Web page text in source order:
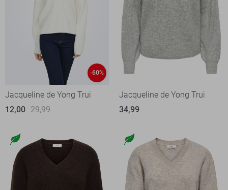
-60%
Jacqueline de Yong Trui
12,00 29,99
Jacqueline de Yong Trui
34,99